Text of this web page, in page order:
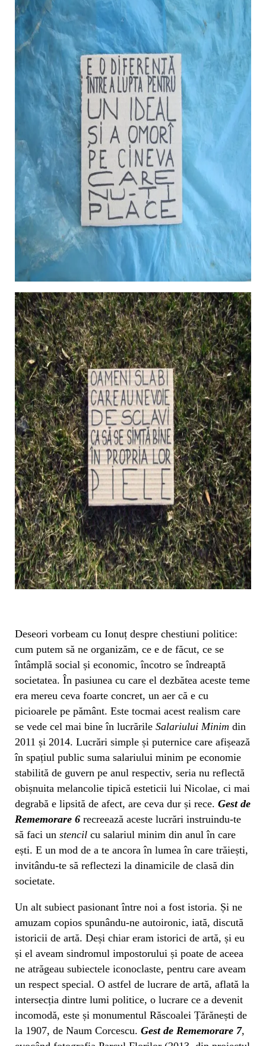
Deseori vorbeam cu Ionuț despre chestiuni politice:
cum putem să ne organizăm, ce e de făcut, ce se
întâmplă social și economic, încotro se îndreaptă
societatea. În pasiunea cu care el dezbătea aceste teme
era mereu ceva foarte concret, un aer că e cu
picioarele pe pământ. Este tocmai acest realism care
se vede cel mai bine în lucrările Salariului Minim din
2011 și 2014. Lucrări simple și puternice care afișează
în spațiul public suma salariului minim pe economie
stabilită de guvern pe anul respectiv, seria nu reflectă
obișnuita melancolie tipică esteticii lui Nicolae, ci mai
degrabă e lipsită de afect, are ceva dur și rece. Gest de
Rememorare 6 recreează aceste lucrări instruindu-te
să faci un stencil cu salariul minim din anul în care
ești. E un mod de a te ancora în lumea în care trăiești,
invitându-te să reflectezi la dinamicile de clasă din
societate.
Un alt subiect pasionant între noi a fost istoria. Și ne
amuzam copios spunându-ne autoironic, iată, discută
istoricii de artă. Deși chiar eram istorici de artă, și eu
și el aveam sindromul impostorului și poate de aceea
ne atrăgeau subiectele iconoclaste, pentru care aveam
un respect special. O astfel de lucrare de artă, aflată la
intersecția dintre lumi politice, o lucrare ce a devenit
incomodă, este și monumentul Răscoalei Țărănești de
la 1907, de Naum Corcescu. Gest de Rememorare 7,